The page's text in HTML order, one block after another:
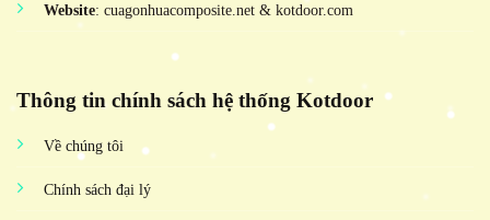
Website: cuagonhuacomposite.net & kotdoor.com
Thông tin chính sách hệ thống Kotdoor
Về chúng tôi
Chính sách đại lý